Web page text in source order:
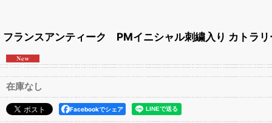
フランスアンティーク PMイニシャル刺繍入り カトラリ
在庫なし
Facebookでシェア